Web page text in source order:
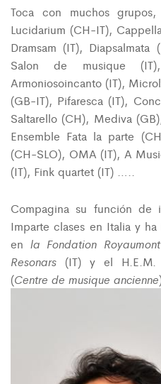
Toca con muchos
Lucidarium (CH-IT),
Dramsam (IT),
Salon de musique
Armoniosoincanto (IT),
(GB-IT), Pifaresca (IT),
Saltarello (CH), Mediva
Ensemble Fata la parte
(CH-SLO), OMA (IT), A
(IT), Fink quartet (IT) …..
Compagina su función de
Imparte clases en Italia y
en la Fondation Royaumont
Resonars (IT) y el H.E.M.
(Centre de musique ancienne